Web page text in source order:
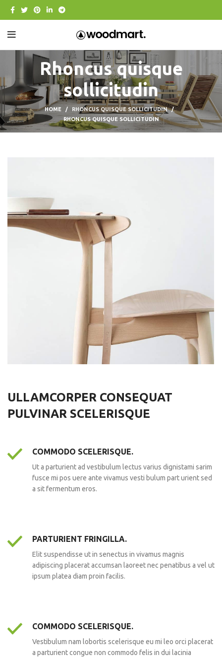
Rhoncus quisque
sollicitudin
HOME
RHONCUS QUISQUE SOLLICITUDIN
RHONCUS QUISQUE SOLLICITUDIN
ULLAMCORPER CONSEQUAT
PULVINAR SCELERISQUE
COMMODO SCELERISQUE.
Ut a parturient ad vestibulum lectus varius dignistami sarim
fusce mi pos uere ante vivamus vesti bulum part urient sed
a sit fermentum eros.
PARTURIENT FRINGILLA.
Elit suspendisse ut in senectus in vivamus magnis
adipiscing placerat accumsan laoreet nec penatibus a vel ut
ipsum platea diam proin facilis.
COMMODO SCELERISQUE.
Vestibulum nam lobortis scelerisque eu mi leo orci placerat
a parturient congue non commodo felis in dui lacinia